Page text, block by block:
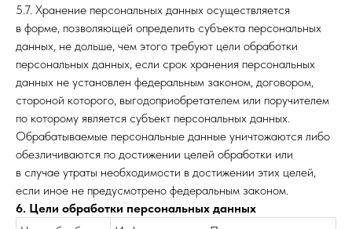
5.7. Хранение персональных данных осуществляется
в форме, позволяющей определить субъекта персональных
данных, не дольше, чем этого требуют цели обработки
персональных данных, если срок хранения персональных
данных не установлен федеральным законом, договором,
стороной которого, выгодоприобретателем или поручителем
по которому является субъект персональных данных.
Обрабатываемые персональные данные уничтожаются либо
обезличиваются по достижении целей обработки или
в случае утраты необходимости в достижении этих целей,
если иное не предусмотрено федеральным законом.
6. Цели обработки персональных данных